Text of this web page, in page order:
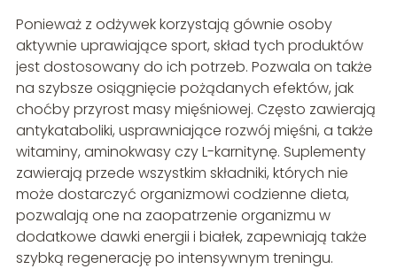
Ponieważ z odżywek korzystają gównie osoby
aktywnie uprawiające sport, skład tych produktów
jest dostosowany do ich potrzeb. Pozwala on także
na szybsze osiągnięcie pożądanych efektów, jak
choćby przyrost masy mięśniowej. Często zawierają
antykataboliki, usprawniające rozwój mięśni, a także
witaminy, aminokwasy czy L-karnitynę. Suplementy
zawierają przede wszystkim składniki, których nie
może dostarczyć organizmowi codzienne dieta,
pozwalają one na zaopatrzenie organizmu w
dodatkowe dawki energii i białek, zapewniają także
szybką regenerację po intensywnym treningu.